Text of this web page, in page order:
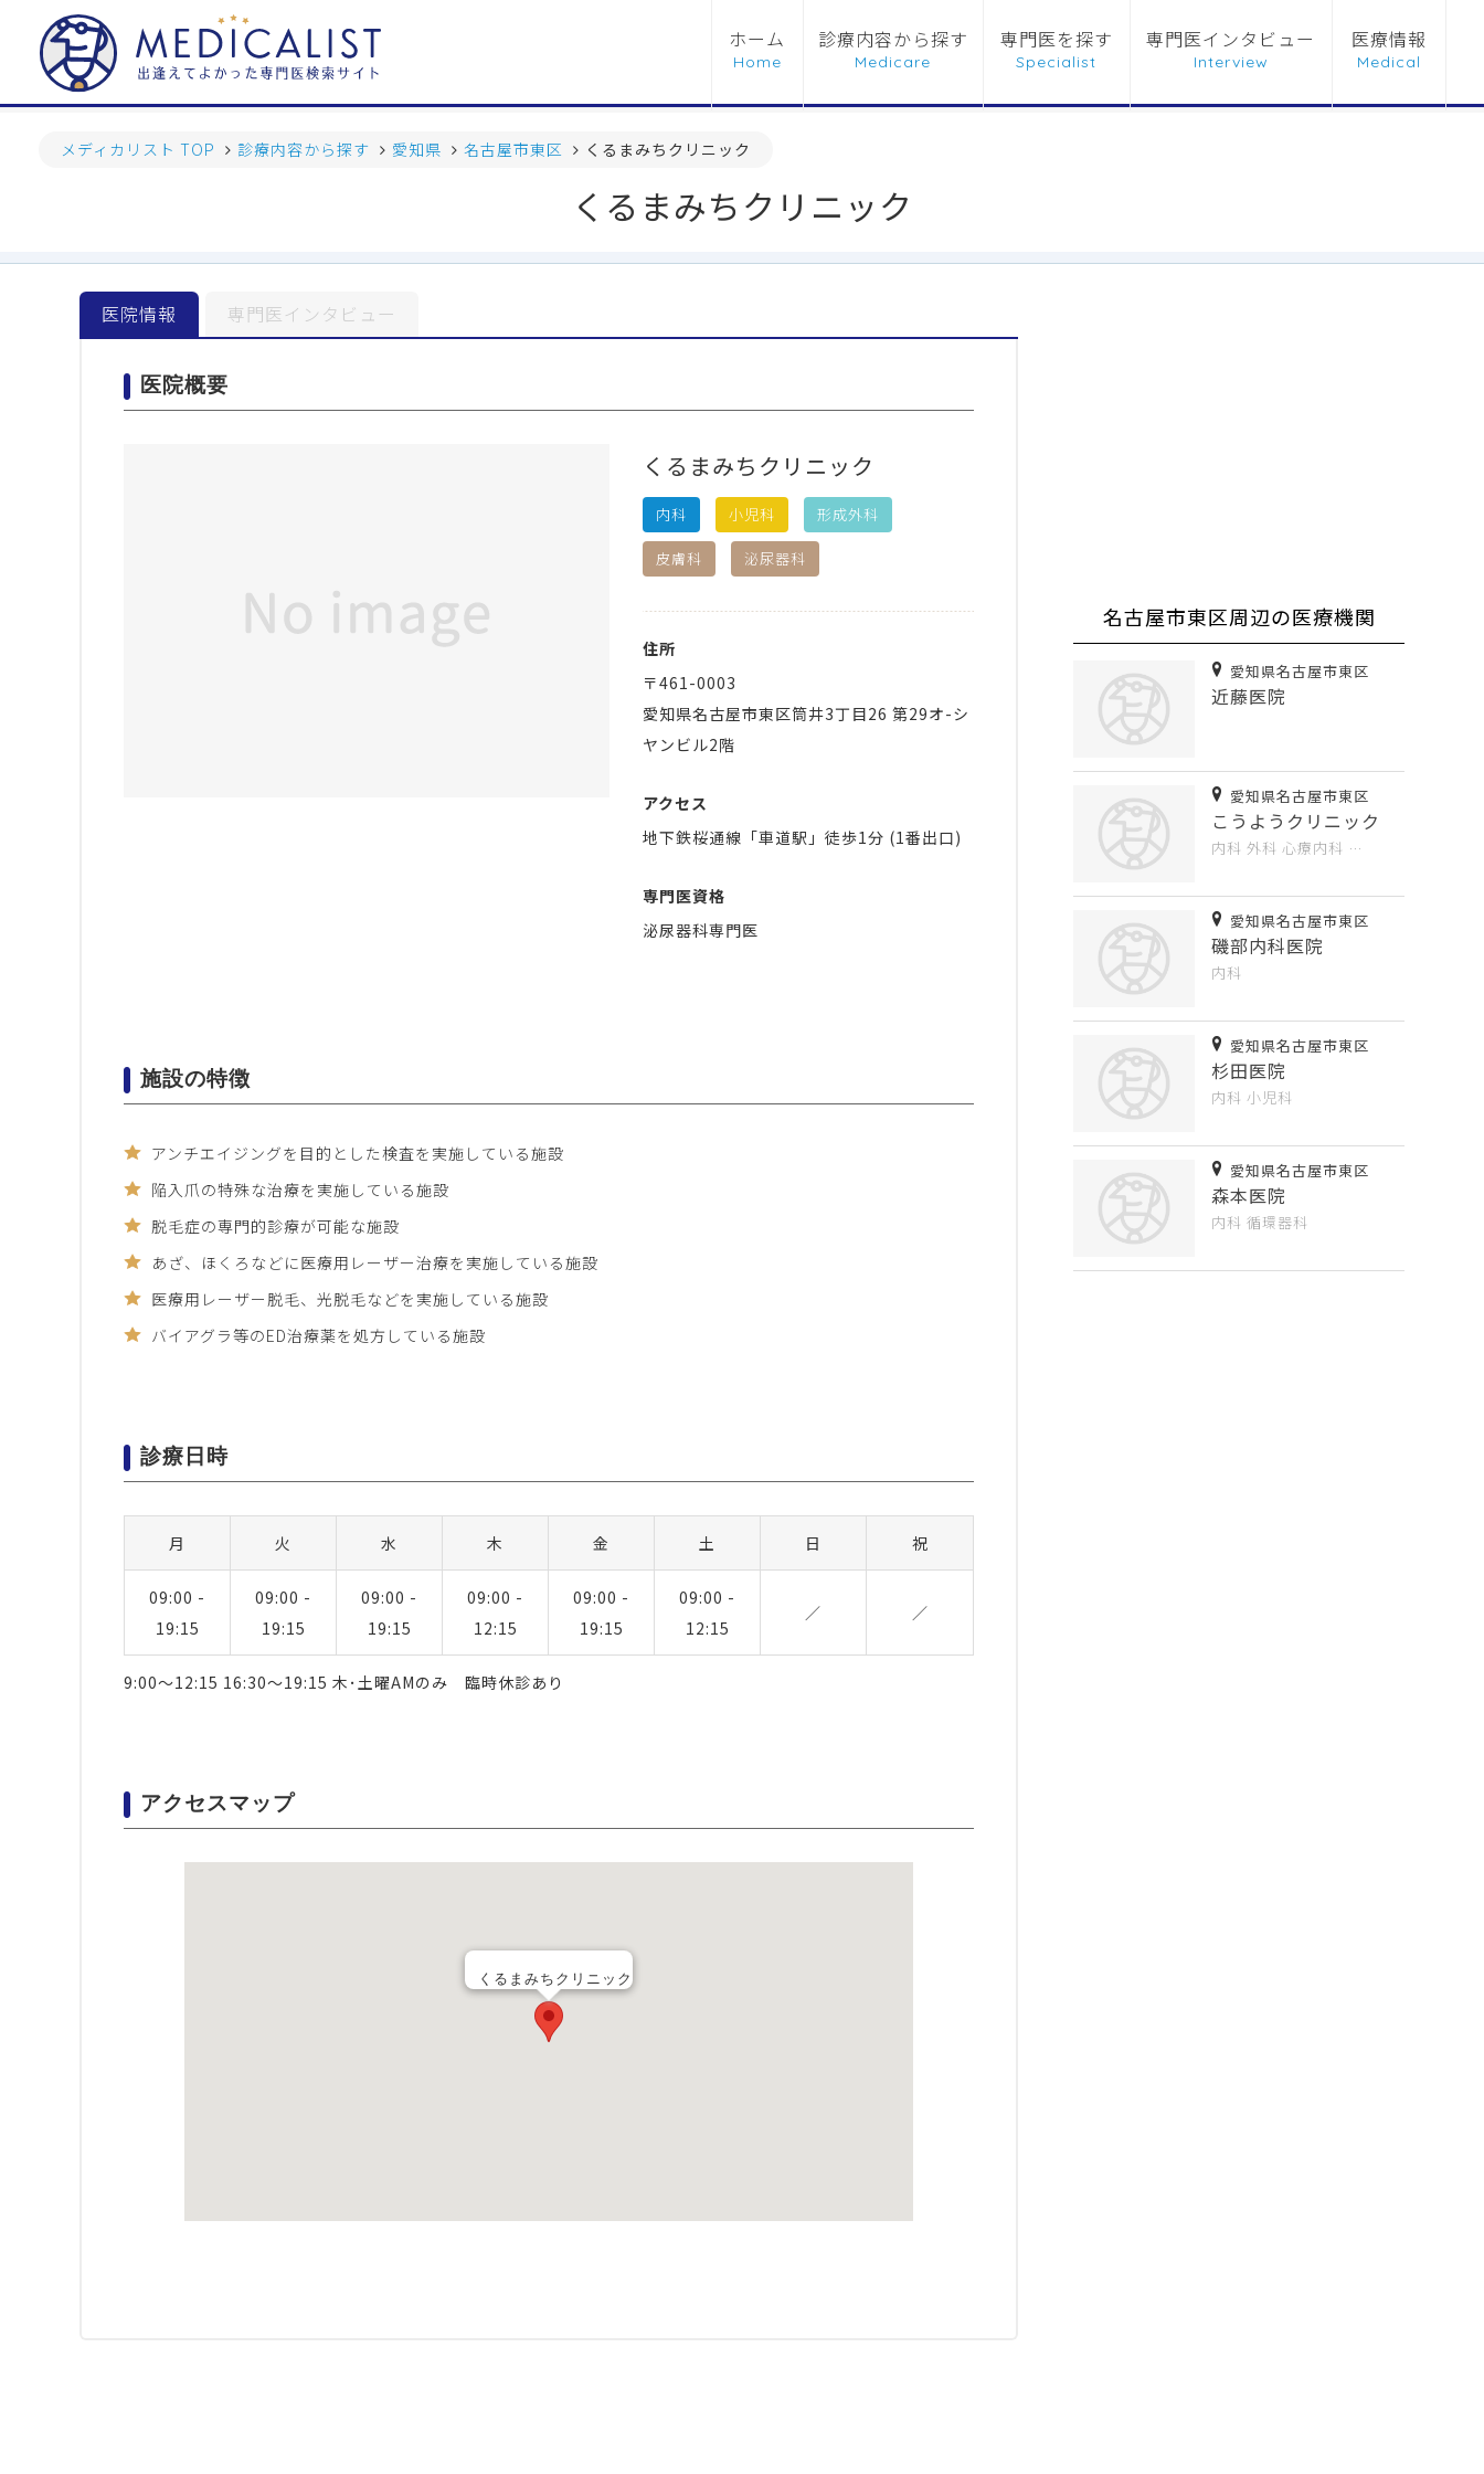
ホーム 診療内容から探す 専門医を探す 専門医インタビュー 医療情報
メディカリスト TOP 診療内容から探す 愛知県 名古屋市東区 くるまみちクリニック
くるまみちクリニック
医院情報 専門医インタビュー
医院概要
くるまみちクリニック
内科 小児科 形成外科
皮膚科 泌尿器科
住所
〒461-0003
愛知県名古屋市東区筒井3丁目26 第29オ-シ
ヤンビル2階
アクセス
地下鉄桜通線「車道駅」徒歩1分 (1番出口)
専門医資格
泌尿器科専門医
施設の特徴
アンチエイジングを目的とした検査を実施している施設
陥入爪の特殊な治療を実施している施設
脱毛症の専門的診療が可能な施設
あざ、ほくろなどに医療用レーザー治療を実施している施設
医療用レーザー脱毛、光脱毛などを実施している施設
バイアグラ等のED治療薬を処方している施設
診療日時
月 火 水 木 金 土 日 祝
09:00 -
19:15
09:00 -
19:15
09:00 -
19:15
09:00 -
12:15
09:00 -
19:15
09:00 -
12:15
／ ／
9:00～12:15 16:30～19:15 木･土曜AMのみ 臨時休診あり
アクセスマップ
くるまみちクリニック
名古屋市東区周辺の医療機関
愛知県名古屋市東区
近藤医院
愛知県名古屋市東区
こうようクリニック
内科 外科 心療内科 …
愛知県名古屋市東区
磯部内科医院
内科
愛知県名古屋市東区
杉田医院
内科 小児科
愛知県名古屋市東区
森本医院
内科 循環器科